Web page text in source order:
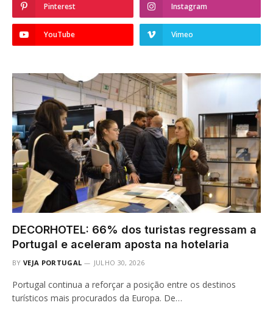
Pinterest Instagram
YouTube Vimeo
DECORHOTEL: 66% dos turistas regressam a
Portugal e aceleram aposta na hotelaria
BY VEJA PORTUGAL JULHO 30, 2026
Portugal continua a reforçar a posição entre os destinos
turísticos mais procurados da Europa. De…